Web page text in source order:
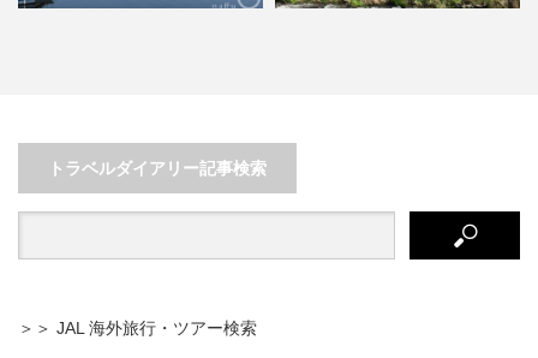
トラベルダイアリー記事検索
＞＞ JAL 海外旅行・ツアー検索